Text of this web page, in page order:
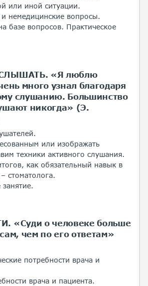
или иной ситуации.
немедицинские вопросы.
базе вопросов. Практическое
«Я люблю
много узнал благодаря
слушанию. Большинство
никогда» (Э.
или изображать
техники активного слушания.
как обязательный навык в
стоматолога.
занятие.
«Суди о человеке больше
чем по его ответам»
потребности врача и
врача и пациента.